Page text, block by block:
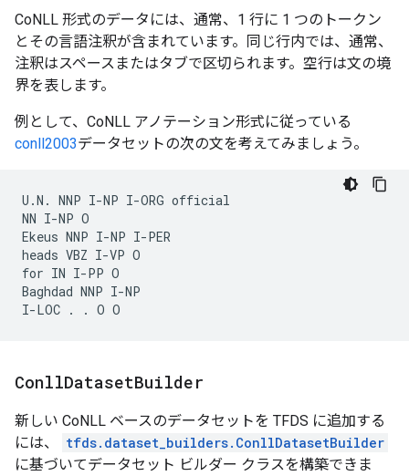
CoNLL 形式のデータには、通常、1 行に 1 つのトークン
とその言語注釈が含まれています。同じ行内では、通常、
注釈はスペースまたはタブで区切られます。空行は文の境
界を表します。
例として、CoNLL アノテーション形式に従っている
conll2003データセットの次の文を考えてみましょう。
U.N. NNP I-NP I-ORG official
NN I-NP O
Ekeus NNP I-NP I-PER
heads VBZ I-VP O
for IN I-PP O
Baghdad NNP I-NP
ConllDatasetBuilder
新しい CoNLL ベースのデータセットを TFDS に追加する
には、
tfds.dataset_builders.ConllDatasetBuilder
に基づいてデータセット ビルダー クラスを構築できま